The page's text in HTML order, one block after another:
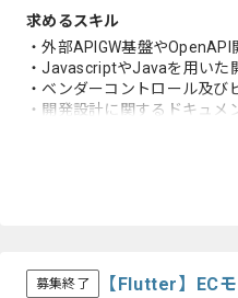
求めるスキル
・外部APIGW基盤や
・JavascriptやJavaを用いた
・ベンダーコントロール及び
・開発設計に関するドキュメ
募集終了 【Flutter】EC